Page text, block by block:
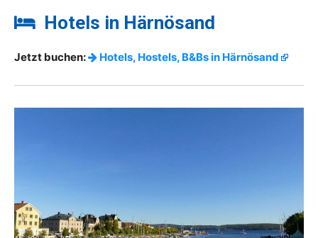
Hotels in Härnösand
Jetzt buchen: Hotels, Hostels, B&Bs in Härnösand